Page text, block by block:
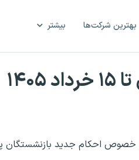
بهترین شرکت‌ها بیشتر
خصوص احکام جدید بازنشستگان